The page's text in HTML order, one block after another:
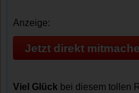
Anzeige:
Jetzt direkt
Viel Glück bei diesem tollen